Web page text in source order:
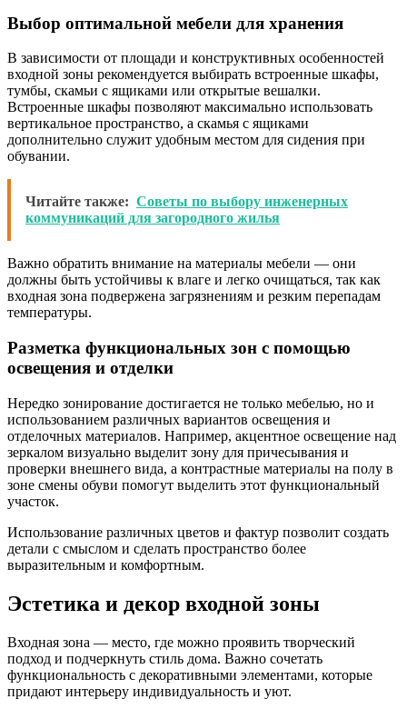
Выбор оптимальной мебели для хранения
В зависимости от площади и конструктивных особенностей
входной зоны рекомендуется выбирать встроенные шкафы,
тумбы, скамьи с ящиками или открытые вешалки.
Встроенные шкафы позволяют максимально использовать
вертикальное пространство, а скамья с ящиками
дополнительно служит удобным местом для сидения при
обувании.
Читайте также: Советы по выбору инженерных
коммуникаций для загородного жилья
Важно обратить внимание на материалы мебели — они
должны быть устойчивы к влаге и легко очищаться, так как
входная зона подвержена загрязнениям и резким перепадам
температуры.
Разметка функциональных зон с помощью
освещения и отделки
Нередко зонирование достигается не только мебелью, но и
использованием различных вариантов освещения и
отделочных материалов. Например, акцентное освещение над
зеркалом визуально выделит зону для причесывания и
проверки внешнего вида, а контрастные материалы на полу в
зоне смены обуви помогут выделить этот функциональный
участок.
Использование различных цветов и фактур позволит создать
детали с смыслом и сделать пространство более
выразительным и комфортным.
Эстетика и декор входной зоны
Входная зона — место, где можно проявить творческий
подход и подчеркнуть стиль дома. Важно сочетать
функциональность с декоративными элементами, которые
придают интерьеру индивидуальность и уют.